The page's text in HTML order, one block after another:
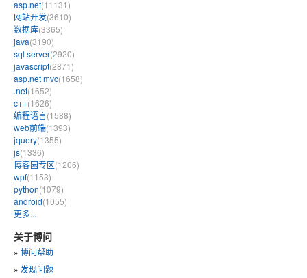
asp.net(11131)
网站开发(3610)
数据库(3365)
java(3190)
sql server(2920)
javascript(2871)
asp.net mvc(1658)
.net(1652)
c++(1626)
编程语言(1588)
web前端(1393)
jquery(1355)
js(1336)
博客园专区(1206)
wpf(1153)
python(1079)
android(1055)
更多...
关于博问
» 博问帮助
» 发现问题